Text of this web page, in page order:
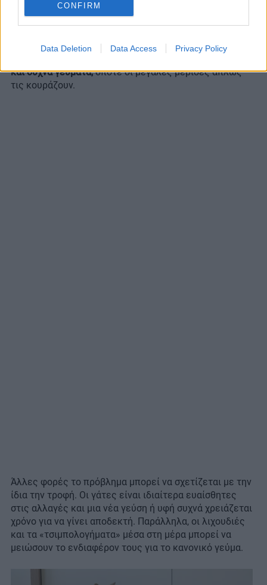
CONFIRM
Data Deletion Data Access Privacy Policy
υπάρχουν φυσικά και πολλοί άλλοι λόγοι για τους
οποίους ένα κατοικίδιο μπορεί να μην αδειάζει το μπολ
απολύτως φυσιολογική: σε αντίθεση με τους σκύλους,
και συχνά γεύματα,οπότε οι μεγάλες μερίδες απλώς
τις κουράζουν.
Άλλες φορές το πρόβλημα μπορεί να σχετίζεται με την
ίδια την τροφή. Οι γάτες είναι ιδιαίτερα ευαίσθητες
στις αλλαγές και μια νέα γεύση ή υφή συχνά χρειάζεται
χρόνο για να γίνει αποδεκτή. Παράλληλα, οι λιχουδιές
και τα «τσιμπολογήματα» μέσα στη μέρα μπορεί να
μειώσουν το ενδιαφέρον τους για το κανονικό γεύμα.